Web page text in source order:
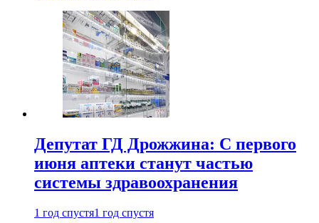
Депутат ГД Дрожжина: С первого
июня аптеки станут частью
системы здравоохранения
1 год спустя1 год спустя